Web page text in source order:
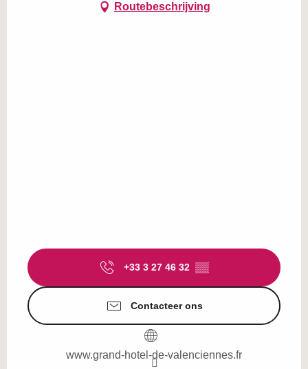
Routebeschrijving
+33 3 27 46 32 ▒▒
Contacteer ons
www.grand-hotel-de-valenciennes.fr